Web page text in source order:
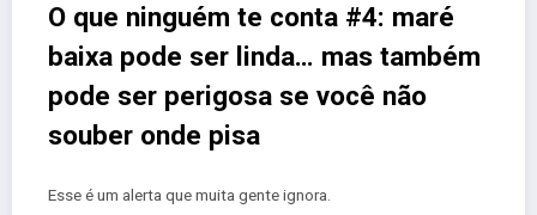
O que ninguém te conta #4: maré
baixa pode ser linda… mas também
pode ser perigosa se você não
souber onde pisa
Esse é um alerta que muita gente ignora.